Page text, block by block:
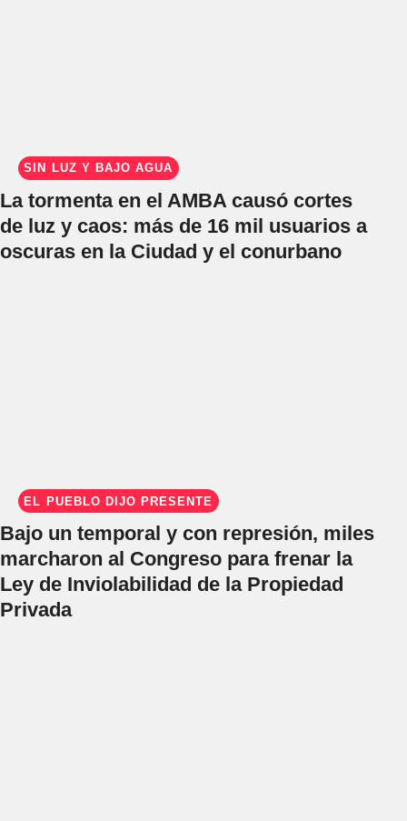
SIN LUZ Y BAJO AGUA
La tormenta en el AMBA causó cortes
de luz y caos: más de 16 mil usuarios a
oscuras en la Ciudad y el conurbano
EL PUEBLO DIJO PRESENTE
Bajo un temporal y con represión, miles
marcharon al Congreso para frenar la
Ley de Inviolabilidad de la Propiedad
Privada